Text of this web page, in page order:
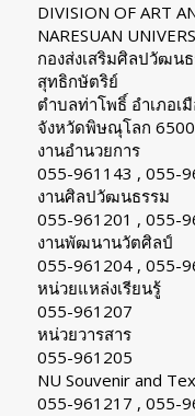
DIVISION OF ART
NARESUAN
กองส่งเสริมศิลปวัฒน
สุทธิกษัตริย์
ตำบลท่าโพธิ์ อำเภอเ
จังหวัดพิษณุโลก
งานอำนวยการ
055-961143 , 055-
งานศิลปวัฒนธรรม
055-961201 , 055-
งานพัฒนานวัตศิลป์
055-961204 , 055-
หน่วยแหล่งเรียนรู้
055-961207
หน่วยวารสาร
055-961205
NU Souvenir and
055-961217 , 055-